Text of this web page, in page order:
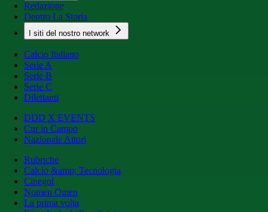
Redazione
Dentro La Storia
I siti del nostro network
Calcio Italiano
Serie A
Serie B
Serie C
Dilettanti
DDD X EVENTS
Cur in Campo
Nazionale Attori
Rubriche
Calcio &amp; Tecnologia
Cinegol
Nomen Omen
La prima volta